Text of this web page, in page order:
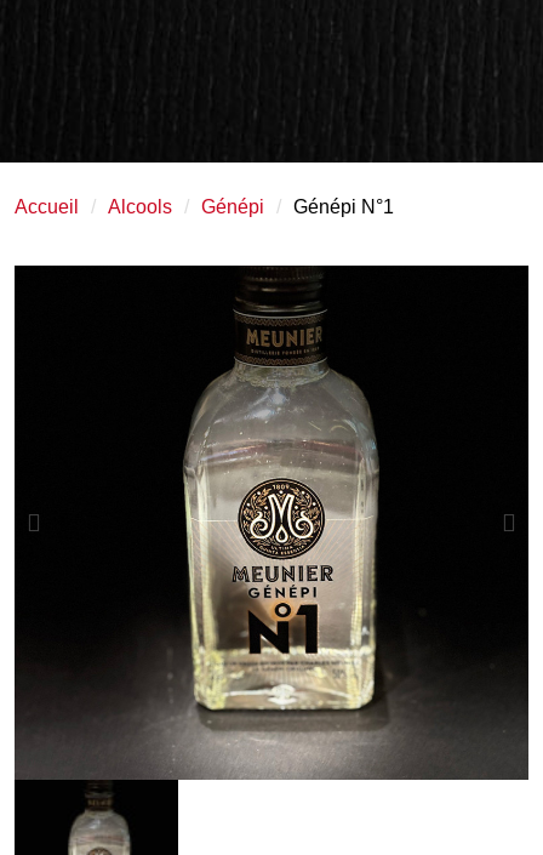
Accueil Alcools Génépi Génépi N°1